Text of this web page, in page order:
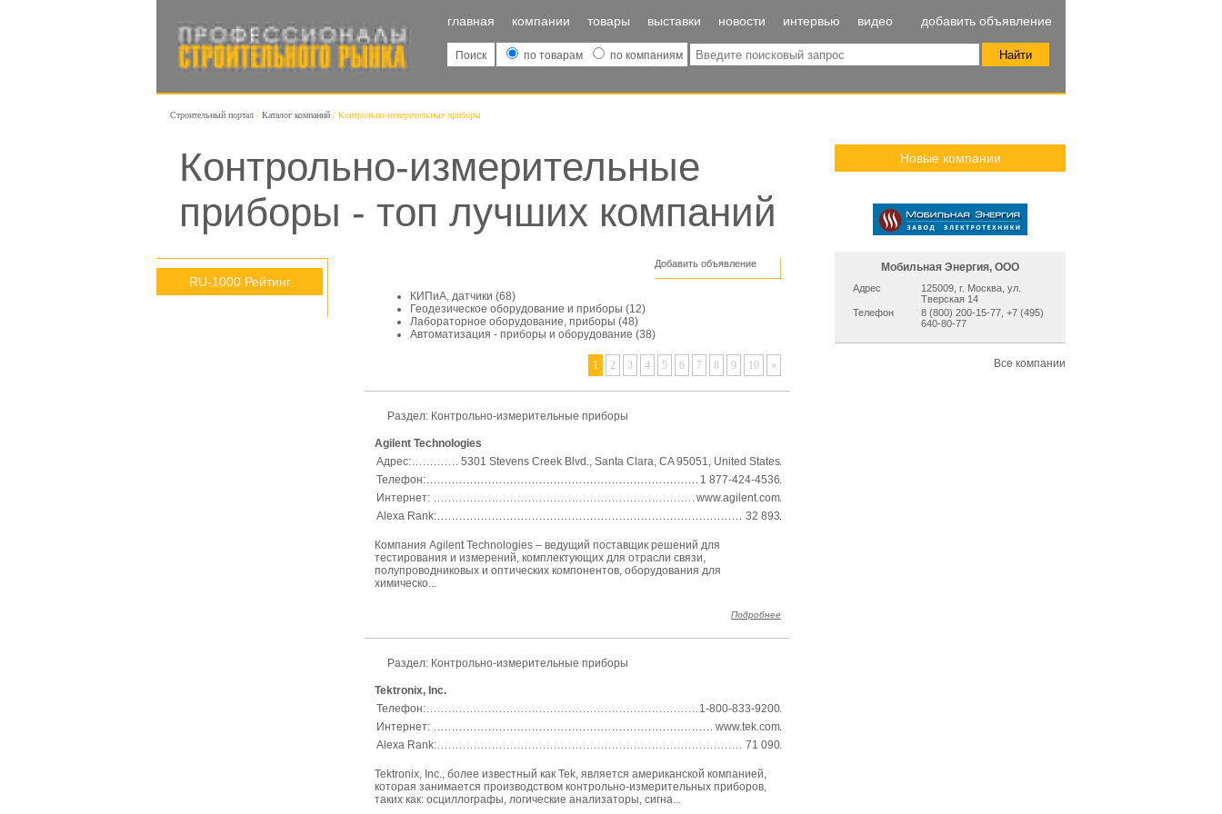
главная компании товары выставки новости интервью видео добавить объявление
Поиск по товарам по компаниям
Строительный портал Каталог компаний Контрольно-измерительные приборы
Контрольно-измерительные
приборы - топ лучших компаний
RU-1000 Рейтинг
Добавить объявление
КИПиА, датчики (68)
Геодезическое оборудование и приборы (12)
Лабораторное оборудование, приборы (48)
Автоматизация - приборы и оборудование (38)
1 2 3 4 5 6 7 8 9 10 »
Раздел: Контрольно-измерительные приборы
Agilent Technologies
Адрес:
5301 Stevens Creek Blvd., Santa Clara, CA 95051, United States
Телефон:
1 877-424-4536
Интернет:
www.agilent.com
Alexa Rank:
32 893
Компания Agilent Technologies – ведущий поставщик решений для
тестирования и измерений, комплектующих для отрасли связи,
полупроводниковых и оптических компонентов, оборудования для
химическо...
Подробнее
Раздел: Контрольно-измерительные приборы
Tektronix, Inc.
Телефон:
1-800-833-9200
Интернет:
www.tek.com
Alexa Rank:
71 090
Tektronix, Inc., более известный как Tek, является американской компанией,
которая занимается производством контрольно-измерительных приборов,
таких как: осциллографы, логические анализаторы, сигна...
Новые компании
Мобильная Энергия, ООО
Адрес
125009, г. Москва, ул.
Тверская 14
Телефон
8 (800) 200-15-77, +7 (495)
640-80-77
Все компании